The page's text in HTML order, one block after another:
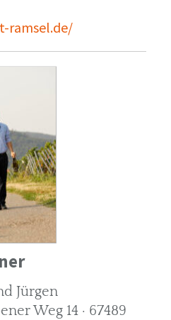
ramsel.de/
Jürgen
Weg 14 · 67489